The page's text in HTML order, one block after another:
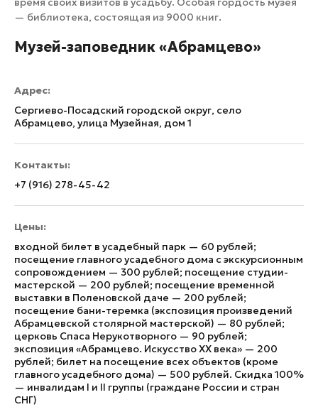
— библиотека, состоящая из 9000 книг.
Музей-заповедник «Абрамцево»
Адрес:
Сергиево-Посадский городской округ, село
Абрамцево, улица Музейная, дом 1
Контакты:
+7 (916) 278-45-42
Цены:
входной билет в усадебный парк — 60 рублей;
посещение главного усадебного дома с экскурсионным
сопровождением — 300 рублей; посещение студии-
мастерской — 200 рублей; посещение временной
выставки в Поленовской даче — 200 рублей;
посещение бани-теремка (экспозиция произведений
Абрамцевской столярной мастерской) — 80 рублей;
церковь Спаса Нерукотворного — 90 рублей;
экспозиция «Абрамцево. Искусство XX века» — 200
рублей; билет на посещение всех объектов (кроме
главного усадебного дома) — 500 рублей. Скидка 100%
— инвалидам I и II группы (граждане России и стран
СНГ)